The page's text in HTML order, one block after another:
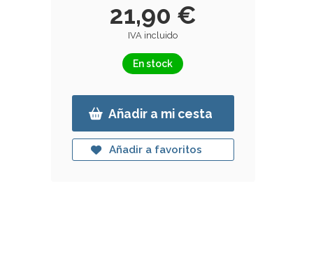
21,90 €
IVA incluido
En stock
Añadir a mi cesta
Añadir a favoritos